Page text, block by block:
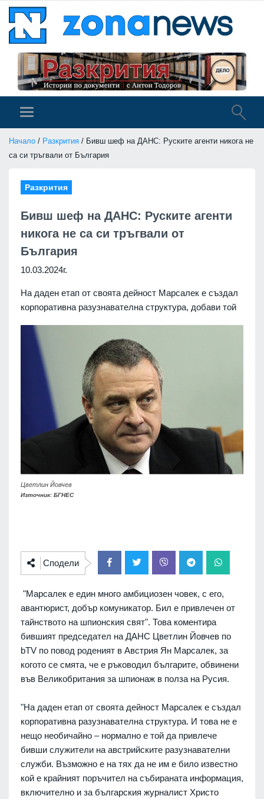
Начало / Разкрития / Бивш шеф на ДАНС: Руските агенти никога не
са си тръгвали от България
Разкрития
Бивш шеф на ДАНС: Руските агенти
никога не са си тръгвали от
България
10.03.2024г.
На даден етап от своята дейност Марсалек е създал
корпоративна разузнавателна структура, добави той
Цветлин Йовчев
Източник: БГНЕС
Сподели
"Марсалек е един много амбициозен човек, с его,
авантюрист, добър комуникатор. Бил е привлечен от
тайнството на шпионския свят". Това коментира
бившият председател на ДАНС Цветлин Йовчев по
bTV по повод роденият в Австрия Ян Марсалек, за
когото се смята, че е ръководил българите, обвинени
във Великобритания за шпионаж в полза на Русия.
"На даден етап от своята дейност Марсалек е създал
корпоративна разузнавателна структура. И това не е
нещо необичайно – нормално е той да привлече
бивши служители на австрийските разузнавателни
служби. Възможно е на тях да не им е било известно
кой е крайният поръчител на събираната информация,
включително и за българския журналист Христо